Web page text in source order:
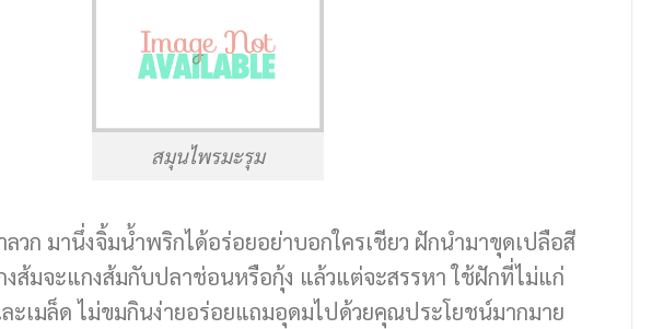
สมุนไพรมะรุม
วก มานึ่งจิ้มน้ำพริกได้อร่อยอย่าบอกใครเชียว ฝักนำมาขุดเปลือสี
งส้มจะแกงส้มกับปลาช่อนหรือกุ้ง แล้วแต่จะสรรหา ใช้ฝักที่ไม่แก่
ะเมล็ด ไม่ขมกินง่ายอร่อยแถมอุดมไปด้วยคุณประโยชน์มากมาย